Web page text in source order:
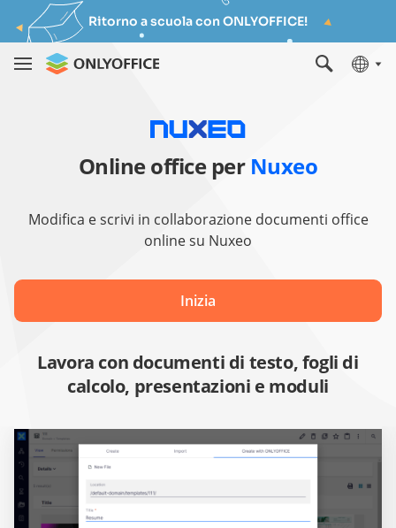
Ritorno a scuola con ONLYOFFICE!
Online office per Nuxeo
Modifica e scrivi in collaborazione documenti office
online su Nuxeo
Inizia
Lavora con documenti di testo, fogli di
calcolo, presentazioni e moduli